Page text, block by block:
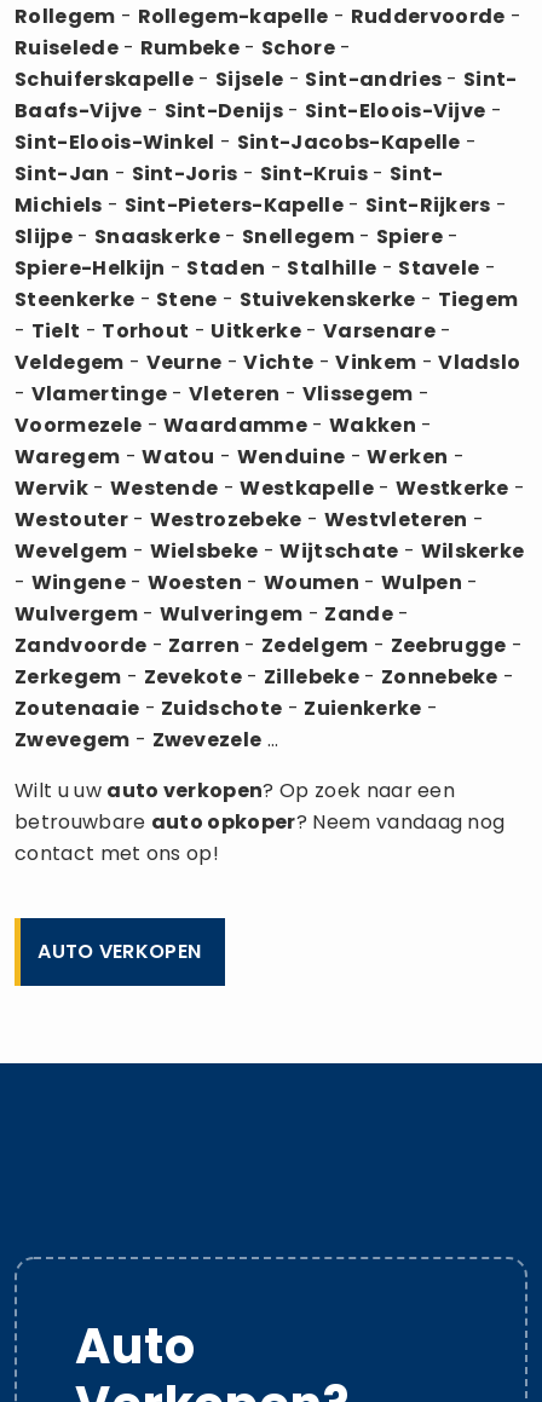
Rollegem - Rollegem-kapelle - Ruddervoorde -
Ruiselede- Rumbeke - Schore -
Schuiferskapelle - Sijsele - Sint-andries - Sint-
Baafs-Vijve - Sint-Denijs - Sint-Eloois-Vijve -
Sint-Eloois-Winkel - Sint-Jacobs-Kapelle -
Sint-Jan - Sint-Joris - Sint-Kruis- Sint-
Michiels - Sint-Pieters-Kapelle- Sint-Rijkers -
Slijpe- Snaaskerke - Snellegem- Spiere-
Spiere-Helkijn - Staden - Stalhille - Stavele -
Steenkerke - Stene - Stuivekenskerke - Tiegem
- Tielt - Torhout - Uitkerke - Varsenare-
Veldegem - Veurne -Vichte -Vinkem -Vladslo
- Vlamertinge -Vleteren - Vlissegem -
Voormezele -Waardamme -Wakken -
Waregem -Watou - Wenduine -Werken -
Wervik- Westende -Westkapelle- Westkerke -
Westouter- Westrozebeke - Westvleteren -
Wevelgem - Wielsbeke -Wijtschate - Wilskerke
- Wingene- Woesten -Woumen - Wulpen -
Wulvergem- Wulveringem - Zande-
Zandvoorde - Zarren - Zedelgem - Zeebrugge -
Zerkegem - Zevekote - Zillebeke- Zonnebeke -
Zoutenaaie - Zuidschote - Zuienkerke -
Zwevegem - Zwevezele ...
Wilt u uw auto verkopen? Op zoek naar een
betrouwbare auto opkoper? Neem vandaag nog
contact met ons op!
AUTO VERKOPEN
Auto